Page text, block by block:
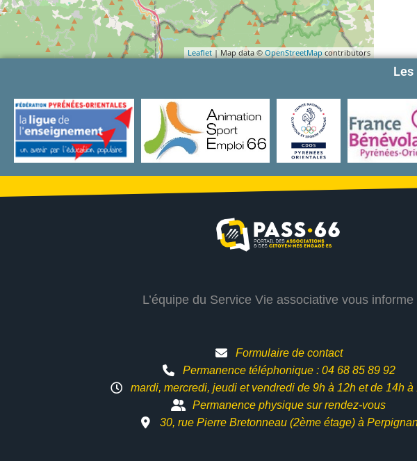
Leaflet| Map data © OpenStreetMapcontributors
Les
L’équipe du Service Vie associative vous informe
Formulaire de contact
Permanence téléphonique : 04 68 85 89 92
mardi, mercredi, jeudi et vendredi de 9h à 12h etde 14h à
Permanence physique sur rendez-vous
30, rue Pierre Bretonneau (2ème étage) à